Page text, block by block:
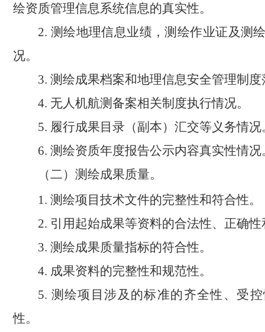
绘资质管理信息系统信息的真实性。
2. 测绘地理信息业绩，测绘作业证及测
况。
3.测绘成果档案和地理信息安全管理制
4. 无人机航测备案相关制度执行情况。
5. 履行成果目录（副本）汇交等义务情况
6.测绘资质年度报告公示内容真实性情况
（二）测绘成果质量。
1.测绘项目技术文件的完整性和符合性。
2. 引用起始成果等资料的合法性、正确
3.测绘成果质量指标的符合性。
4. 成果资料的完整性和规范性。
5. 测绘项目涉及的标准的齐全性、受
性。